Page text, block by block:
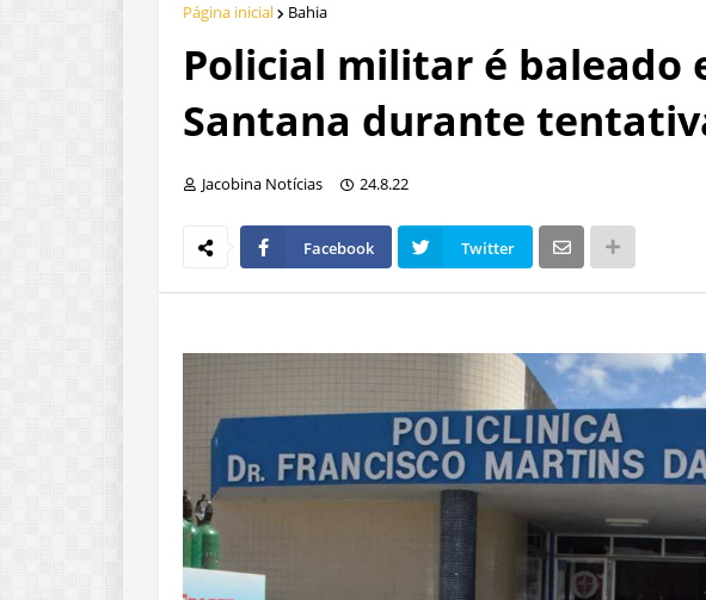
Página inicial Bahia
Policial militar é baleado
Santana durante
Jacobina Notícias 24.8.22
Facebook Twitter